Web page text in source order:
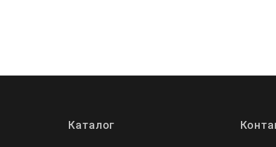
Каталог